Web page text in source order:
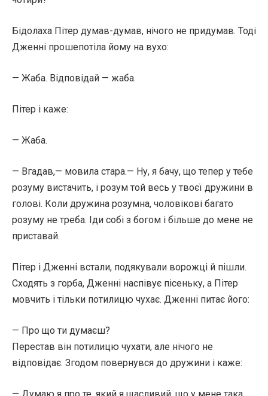
Бідолаха Пітер думав-думав, нічого не придумав. Тоді
Дженні прошепотіла йому на вухо:
— Жаба. Відповідай — жаба.
Пітер і каже:
— Жаба.
— Вгадав,— мовила стара.— Ну, я бачу, що тепер у тебе
розуму вистачить, і розум той весь у твоєї дружини в
голові. Коли дружина розумна, чоловікові багато
розуму не треба. Іди собі з богом і більше до мене не
приставай.
Пітер і Дженні встали, подякували ворожці й пішли.
Сходять з горба, Дженні наспівує пісеньку, а Пітер
мовчить і тільки потилицю чухає. Дженні питає його:
— Про що ти думаєш?
Перестав він потилицю чухати, але нічого не
відповідає. Згодом повернувся до дружини і каже: